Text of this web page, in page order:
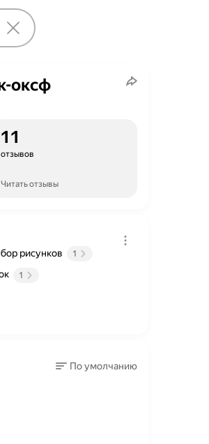
оксф
11
отзывов
Читать отзывы
рисунков 1
1
По умолчанию